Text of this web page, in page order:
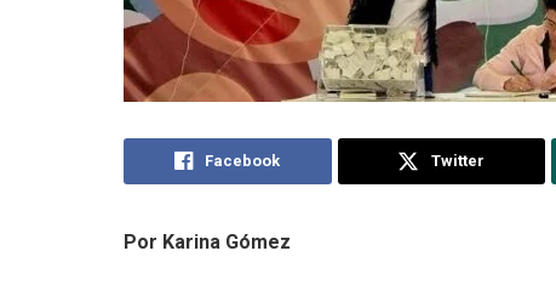
Facebook Twitter
Por Karina Gómez